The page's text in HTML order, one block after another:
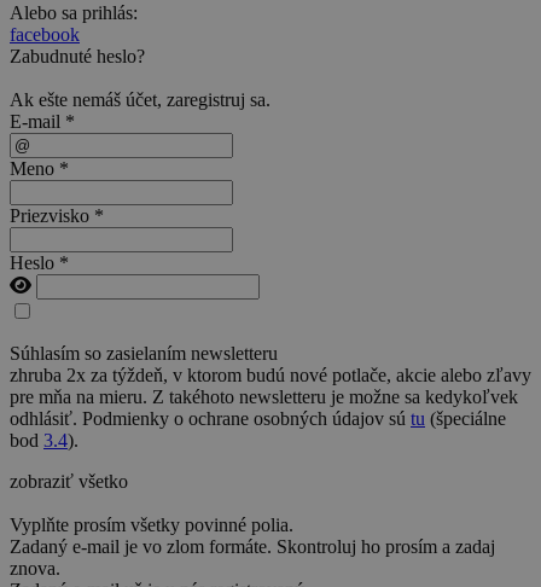
Alebo sa prihlás:
facebook
Zabudnuté heslo?
Ak ešte nemáš účet, zaregistruj sa.
E-mail *
Meno *
Priezvisko *
Heslo *
Súhlasím so zasielaním newsletteru
zhruba 2x za týždeň, v ktorom budú nové potlače, akcie alebo zľavy
pre mňa na mieru. Z takéhoto newsletteru je možne sa kedykoľvek
odhlásiť. Podmienky o ochrane osobných údajov sú tu (špeciálne
bod 3.4).
zobraziť všetko
Vyplňte prosím všetky povinné polia.
Zadaný e-mail je vo zlom formáte. Skontroluj ho prosím a zadaj
znova.